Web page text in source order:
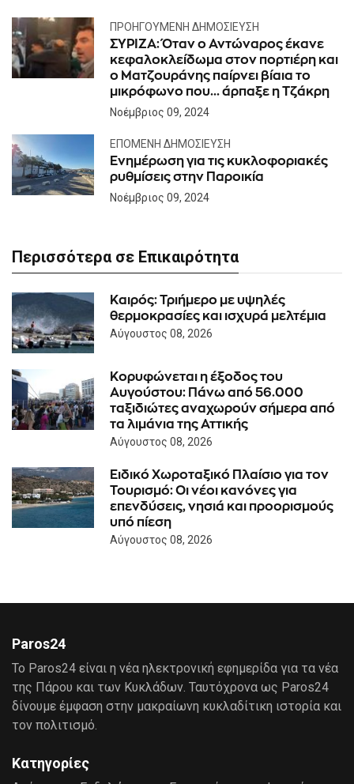
ΠΡΟΗΓΟΎΜΕΝΗ ΔΗΜΟΣΊΕΥΣΗ
ΣΥΡΙΖΑ: Όταν ο Αντώναρος έκανε
κεφαλοκλείδωμα στον πορτιέρη και
ο Ματζουράνης παίρνει βίαια το
μικρόφωνο που... άρπαξε η Τζάκρη
Νοέμβριος 09, 2024
ΕΠΌΜΕΝΗ ΔΗΜΟΣΊΕΥΣΗ
Ενημέρωση για τις κυκλοφοριακές
ρυθμίσεις στην Παροικία
Νοέμβριος 09, 2024
Περισσότερα σε Επικαιρότητα
Καιρός: Τριήμερο με υψηλές
θερμοκρασίες και ισχυρά μελτέμια
Αύγουστος 08, 2026
Κορυφώνεται η έξοδος του
Αυγούστου: Πάνω από 56.000
ταξιδιώτες αναχωρούν σήμερα από
τα λιμάνια της Αττικής
Αύγουστος 08, 2026
Ειδικό Χωροταξικό Πλαίσιο για τον
Τουρισμό: Οι νέοι κανόνες για
επενδύσεις, νησιά και προορισμούς
υπό πίεση
Αύγουστος 08, 2026
Paros24
Το Paros24 είναι η νέα ηλεκτρονική εφημερίδα για τα νέα
της Πάρου και των Κυκλάδων. Ταυτόχρονα ως Paros24
δίνουμε έμφαση στην μακραίωνη κυκλαδίτικη ιστορία και
τον πολιτισμό.
Κατηγορίες